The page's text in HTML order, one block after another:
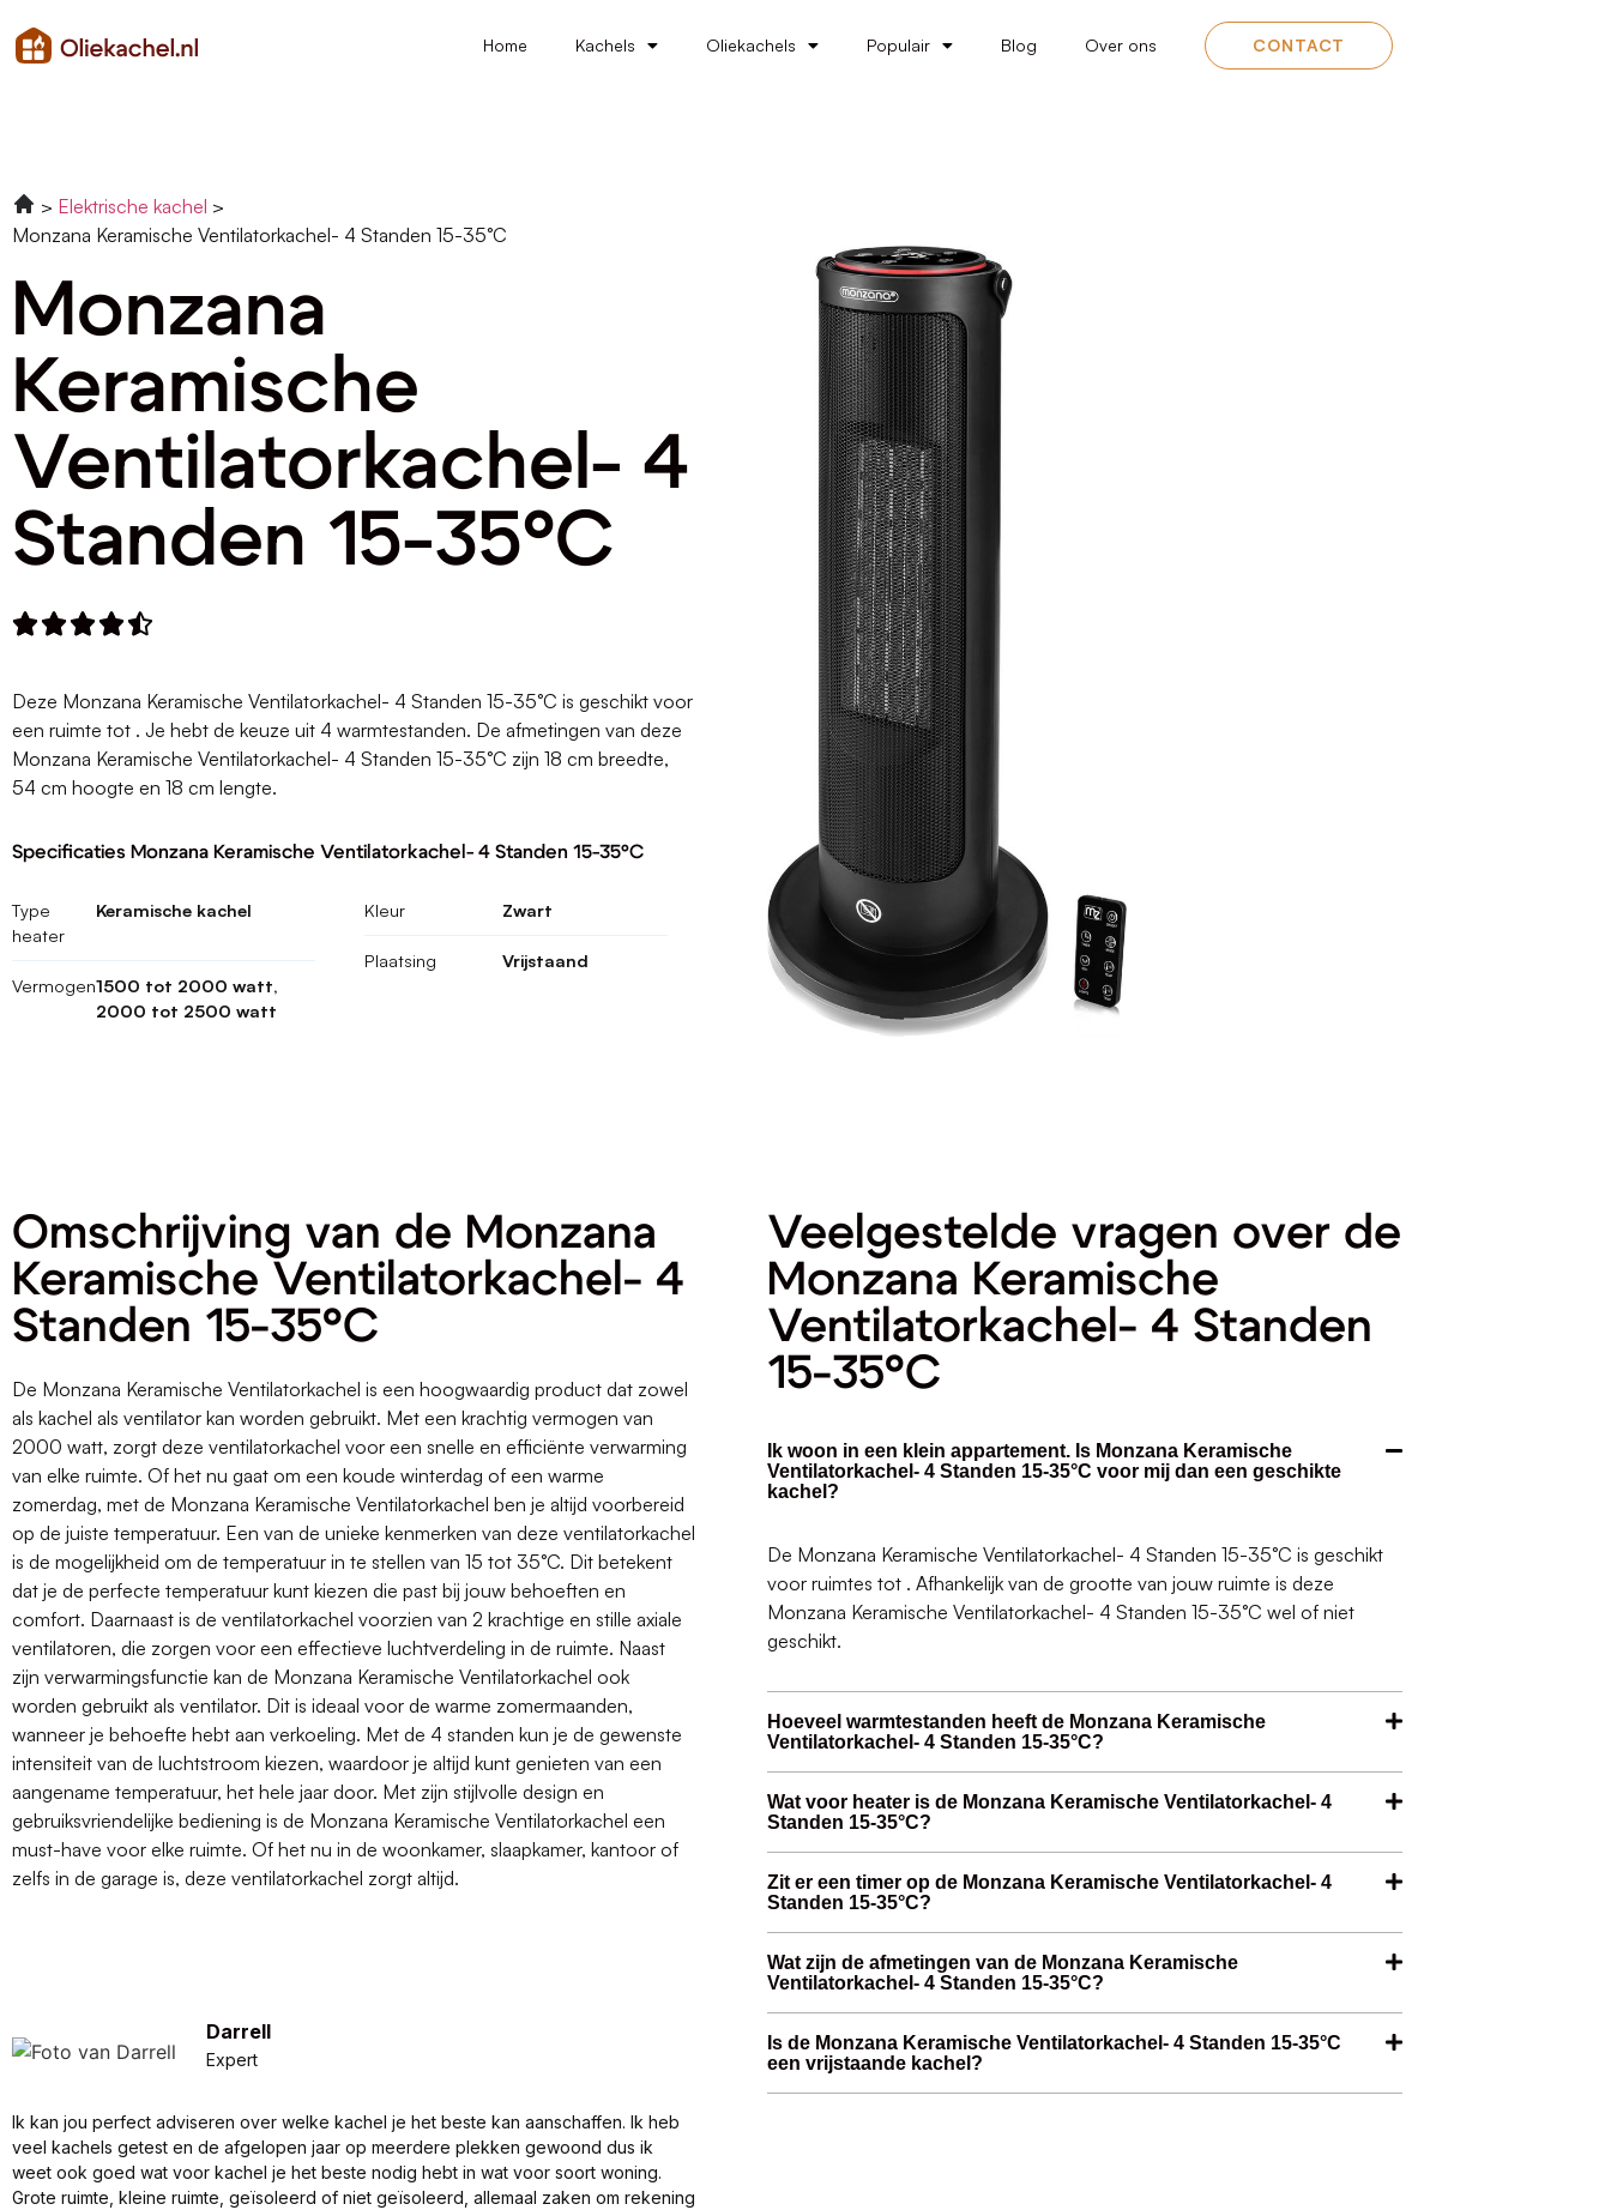
Home Kachels Oliekachels Populair Blog Over ons CONTACT
Elektrische kachel
Monzana Keramische Ventilatorkachel- 4 Standen 15-35°C
Monzana
Keramische
Ventilatorkachel- 4
Standen 15-35°C

Deze Monzana Keramische Ventilatorkachel- 4 Standen 15-35°C is geschikt voor
een ruimte tot . Je hebt de keuze uit 4 warmtestanden. De afmetingen van deze
Monzana Keramische Ventilatorkachel- 4 Standen 15-35°C zijn 18 cm breedte,
54 cm hoogte en 18 cm lengte.
Specificaties Monzana Keramische Ventilatorkachel- 4 Standen 15-35°C
Type
heater
Keramische kachel
Vermogen1500 tot 2000 watt,
2000 tot 2500 watt
Kleur Zwart
Plaatsing Vrijstaand
Omschrijving van de Monzana
Keramische Ventilatorkachel- 4
Standen 15-35°C
De Monzana Keramische Ventilatorkachel is een hoogwaardig product dat zowel
als kachel als ventilator kan worden gebruikt. Met een krachtig vermogen van
2000 watt, zorgt deze ventilatorkachel voor een snelle en efficiënte verwarming
van elke ruimte. Of het nu gaat om een koude winterdag of een warme
zomerdag, met de Monzana Keramische Ventilatorkachel ben je altijd voorbereid
op de juiste temperatuur. Een van de unieke kenmerken van deze ventilatorkachel
is de mogelijkheid om de temperatuur in te stellen van 15 tot 35°C. Dit betekent
dat je de perfecte temperatuur kunt kiezen die past bij jouw behoeften en
comfort. Daarnaast is de ventilatorkachel voorzien van 2 krachtige en stille axiale
ventilatoren, die zorgen voor een effectieve luchtverdeling in de ruimte. Naast
zijn verwarmingsfunctie kan de Monzana Keramische Ventilatorkachel ook
worden gebruikt als ventilator. Dit is ideaal voor de warme zomermaanden,
wanneer je behoefte hebt aan verkoeling. Met de 4 standen kun je de gewenste
intensiteit van de luchtstroom kiezen, waardoor je altijd kunt genieten van een
aangename temperatuur, het hele jaar door. Met zijn stijlvolle design en
gebruiksvriendelijke bediening is de Monzana Keramische Ventilatorkachel een
must-have voor elke ruimte. Of het nu in de woonkamer, slaapkamer, kantoor of
zelfs in de garage is, deze ventilatorkachel zorgt altijd.
Darrell
Expert
Ik kan jou perfect adviseren over welke kachel je het beste kan aanschaffen. Ik heb
veel kachels getest en de afgelopen jaar op meerdere plekken gewoond dus ik
weet ook goed wat voor kachel je het beste nodig hebt in wat voor soort woning.
Grote ruimte, kleine ruimte, geïsoleerd of niet geïsoleerd, allemaal zaken om rekening
Veelgestelde vragen over de
Monzana Keramische
Ventilatorkachel- 4 Standen
15-35°C
Ik woon in een klein appartement. Is Monzana Keramische
Ventilatorkachel- 4 Standen 15-35°C voor mij dan een geschikte
kachel?
De Monzana Keramische Ventilatorkachel- 4 Standen 15-35°C is geschikt
voor ruimtes tot . Afhankelijk van de grootte van jouw ruimte is deze
Monzana Keramische Ventilatorkachel- 4 Standen 15-35°C wel of niet
geschikt.
Hoeveel warmtestanden heeft de Monzana Keramische
Ventilatorkachel- 4 Standen 15-35°C?
Wat voor heater is de Monzana Keramische Ventilatorkachel- 4
Standen 15-35°C?
Zit er een timer op de Monzana Keramische Ventilatorkachel- 4
Standen 15-35°C?
Wat zijn de afmetingen van de Monzana Keramische
Ventilatorkachel- 4 Standen 15-35°C?
Is de Monzana Keramische Ventilatorkachel- 4 Standen 15-35°C
een vrijstaande kachel?